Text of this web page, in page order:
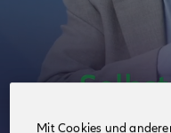
Mit Cookies und